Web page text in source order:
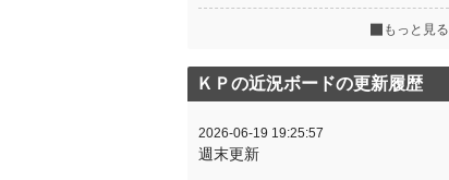
もっと見る
ＫＰの近況ボードの更新履歴
2026-06-19 19:25:57
週末更新